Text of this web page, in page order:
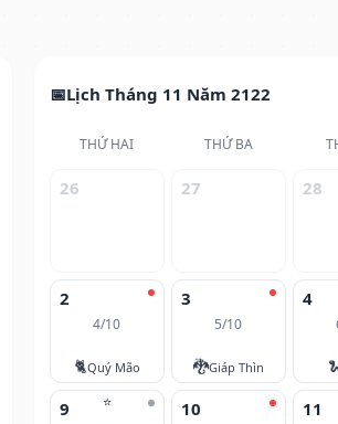
Lịch Tháng 11 Năm 2122
THỨ HAI THỨ BA
26 27 28
2
4/10
🐈Quý Mão
3
5/10
🐉Giáp Thìn
4
⭐
9 10 11